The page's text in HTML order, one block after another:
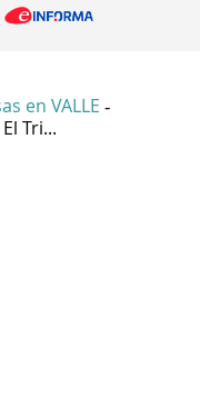
en VALLE -
Tri...